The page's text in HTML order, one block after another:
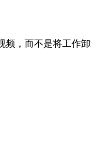
，而不是将工作